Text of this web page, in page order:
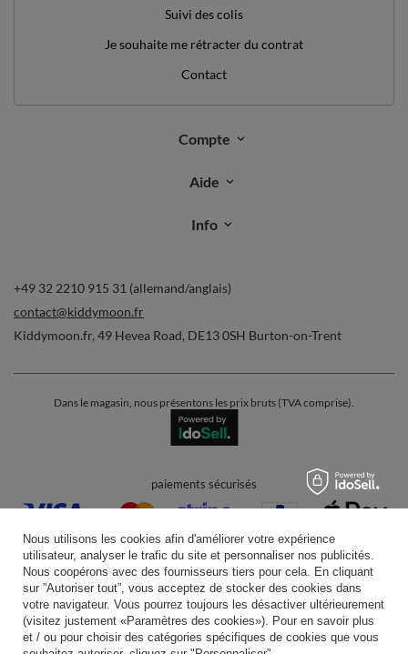
Suivi des colis
Je souhaite me rétracter du contrat
Contact
Compte
Aide
Info
+49 32 2210 915 31 (allemand/anglais)
contact@kiddymoon.fr
Kiddymoon.fr, 49 Hevea Road, DE13 0SH Burton-on-Trent
Dans le magasin, nous présentons les prix bruts (TVA comprise).
paiements sécurisés
livraison pratique
Nous utilisons les cookies afin d'améliorer votre expérience
utilisateur, analyser le trafic du site et personnaliser nos publicités.
Nous coopérons avec des fournisseurs tiers pour cela. En cliquant
sur ”Autoriser tout”, vous acceptez de stocker des cookies dans
votre navigateur. Vous pourrez toujours les désactiver ultérieurement
(visitez justement «Paramètres des cookies»). Pour en savoir plus
et / ou pour choisir des catégories spécifiques de cookies que vous